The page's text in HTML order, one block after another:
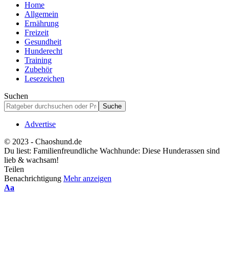
Home
Allgemein
Ernährung
Freizeit
Gesundheit
Hunderecht
Training
Zubehör
Lesezeichen
Suchen
Advertise
© 2023 - Chaoshund.de
Du liest: Familienfreundliche Wachhunde: Diese Hunderassen sind
lieb & wachsam!
Teilen
Benachrichtigung Mehr anzeigen
Schriftgrößenanpassung
Aa